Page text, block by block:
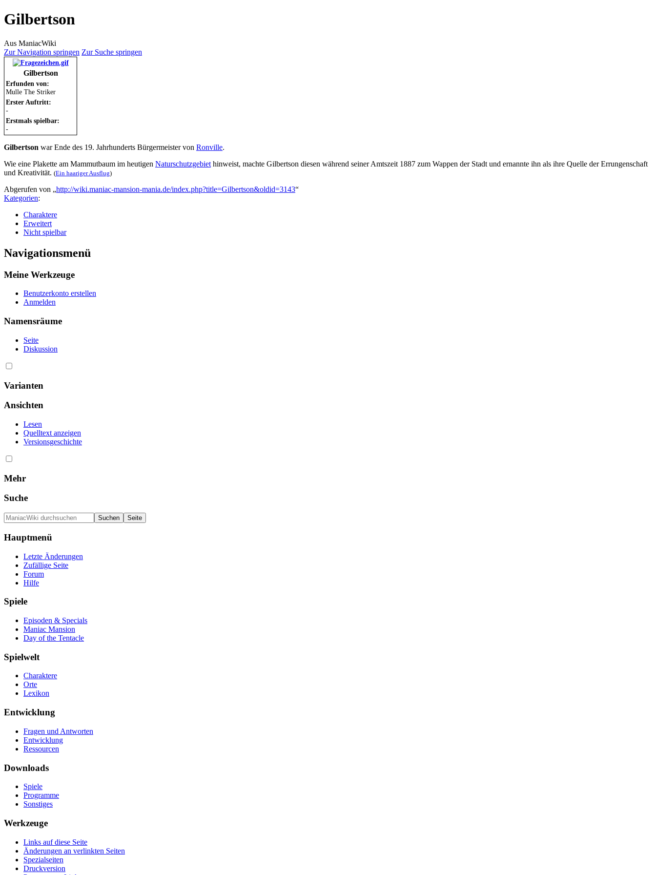
Gilbertson
Aus ManiacWiki
Zur Navigation springen Zur Suche springen
Gilbertson
Erfunden von:
Mulle The Striker
Erster Auftritt:
-
Erstmals spielbar:
-
Gilbertson war Ende des 19. Jahrhunderts Bürgermeister von Ronville.
Wie eine Plakette am Mammutbaum im heutigen Naturschutzgebiet hinweist, machte Gilbertson diesen während seiner Amtszeit 1887 zum Wappen der Stadt und ernannte ihn als ihre Quelle der Errungenschaft
und Kreativität. (Ein haariger Ausflug)
Abgerufen von „http://wiki.maniac-mansion-mania.de/index.php?title=Gilbertson&oldid=3143“
Kategorien:
Charaktere
Erweitert
Nicht spielbar
Navigationsmenü
Meine Werkzeuge
Benutzerkonto erstellen
Anmelden
Namensräume
Seite
Diskussion
Varianten
Ansichten
Lesen
Quelltext anzeigen
Versionsgeschichte
Mehr
Suche
Hauptmenü
Letzte Änderungen
Zufällige Seite
Forum
Hilfe
Spiele
Episoden & Specials
Maniac Mansion
Day of the Tentacle
Spielwelt
Charaktere
Orte
Lexikon
Entwicklung
Fragen und Antworten
Entwicklung
Ressourcen
Downloads
Spiele
Programme
Sonstiges
Werkzeuge
Links auf diese Seite
Änderungen an verlinkten Seiten
Spezialseiten
Druckversion